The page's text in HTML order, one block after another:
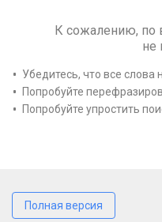
К сожалению, по
не
Убедитесь, что все слова
Попробуйте
Попробуйте упростить
Полная версия